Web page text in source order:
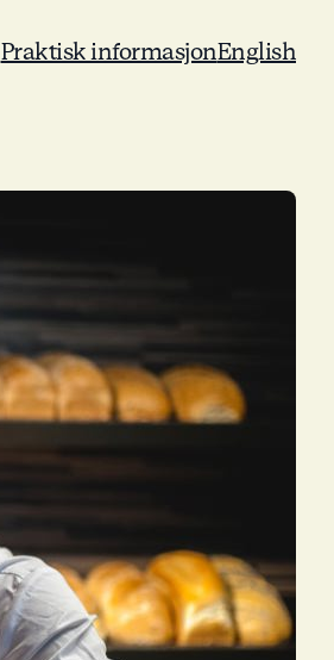
Praktisk informasjonEnglish